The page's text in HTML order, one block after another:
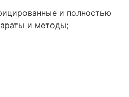
и полностью
и методы;